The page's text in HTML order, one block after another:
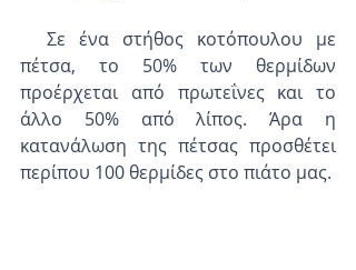
πέτσα, το 50% των θερμίδων
προέρχεται από πρωτεΐνες και το
άλλο 50% από λίπος. Άρα η
κατανάλωση της πέτσας προσθέτει
περίπου 100 θερμίδες στο πιάτο μας.